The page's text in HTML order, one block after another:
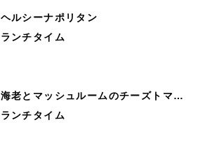
ヘルシーナポリタン
ランチタイム
海老とマッシュルームのチーズトマ…
ランチタイム